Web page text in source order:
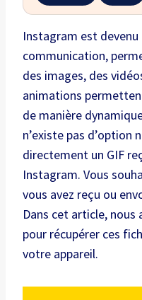
Instagram est
communication,
des images, des
animations
de manière
n’existe pas d’option
directement un GIF
Instagram. Vous
vous avez reçu ou
Dans cet article, nous
pour récupérer ces
votre appareil.